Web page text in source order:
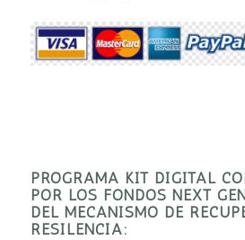
PROGRAMA KIT DIGITAL
POR LOS FONDOS NEXT
DEL MECANISMO DE
RESILENCIA: